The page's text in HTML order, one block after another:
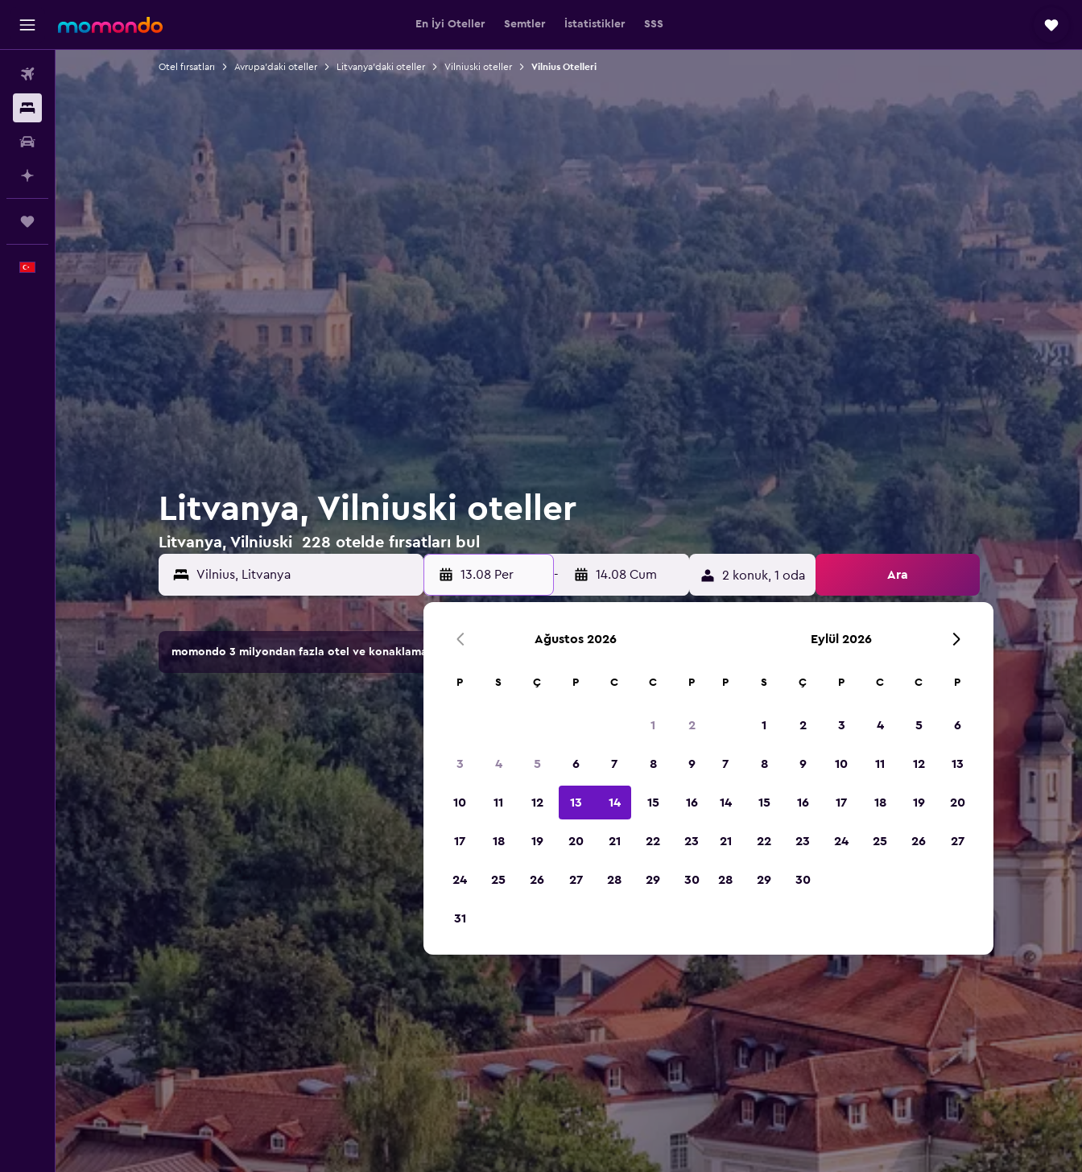
En İyi Oteller Semtler İstatistikler SSS
Uçak Bileti
Türkçe
Otel fırsatları Avrupa'daki oteller Litvanya'daki oteller Vilniuski oteller Vilnius Otelleri
Litvanya, Vilniuski oteller
Litvanya, Vilniuski 228 otelde fırsatları bul
13.08 Per - 14.08 Cum 2 konuk, 1 oda Ara
momondo 3 milyondan fazla otel ve konaklama seçeneğini karşılaştırır.
Ağustos 2026
P S Ç P C C P
1 2
3 4 5 6 7 8 9
10 11 12 13 14 15 16
17 18 19 20 21 22 23
24 25 26 27 28 29 30
31
Eylül 2026
P S Ç P C C P
1 2 3 4 5 6
7 8 9 10 11 12 13
14 15 16 17 18 19 20
21 22 23 24 25 26 27
28 29 30